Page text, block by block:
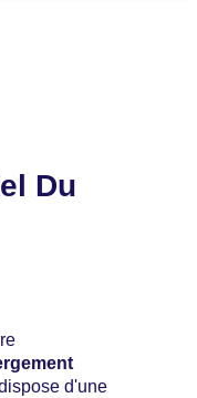
Du
d'une